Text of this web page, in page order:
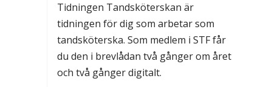
enligt nedanstående val
Tidningen Tandsköterskan är
tidningen för dig som arbetar som
tandsköterska. Som medlem i STF får
du den i brevlådan två gånger om året
och två gånger digitalt.